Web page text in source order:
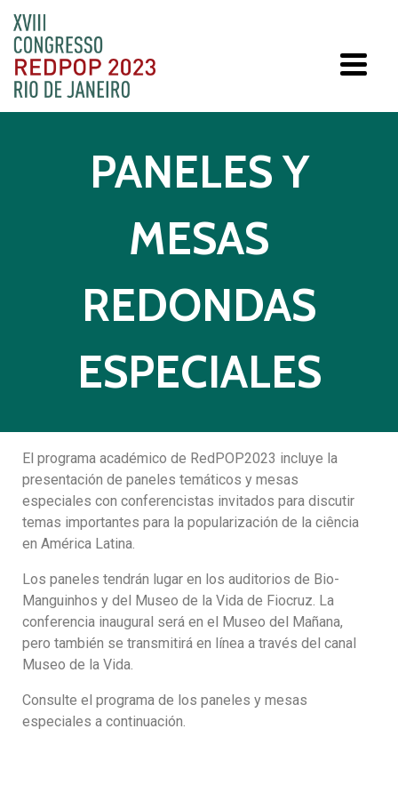
PANELES Y
MESAS
REDONDAS
ESPECIALES
El programa académico de RedPOP2023 incluye la
presentación de paneles temáticos y mesas
especiales con conferencistas invitados para discutir
temas importantes para la popularización de la ciência
en América Latina.
Los paneles tendrán lugar en los auditorios de Bio-
Manguinhos y del Museo de la Vida de Fiocruz. La
conferencia inaugural será en el Museo del Mañana,
pero también se transmitirá en línea a través del canal
Museo de la Vida.
Consulte el programa de los paneles y mesas
especiales a continuación.